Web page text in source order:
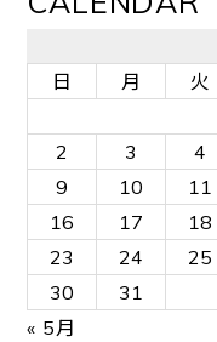
日
月 火
2
3 4
9
10 11
16
17 18
23
24 25
30
31
« 5月